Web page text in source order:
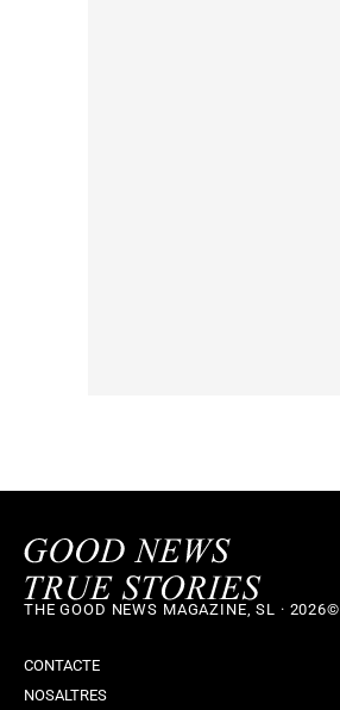
THE GOOD NEWS MAGAZINE, SL · 2026©
CONTACTE
NOSALTRES